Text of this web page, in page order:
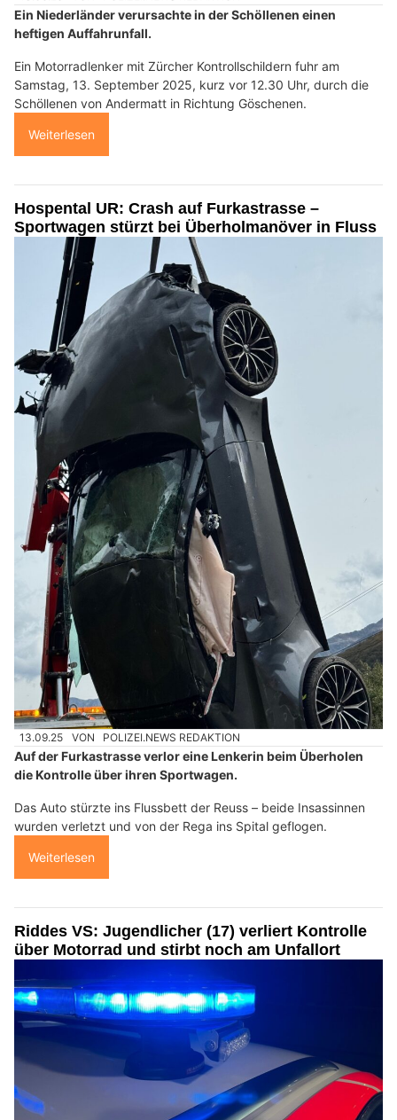
Ein Niederländer verursachte in der Schöllenen einen
heftigen Auffahrunfall.
Ein Motorradlenker mit Zürcher Kontrollschildern fuhr am
Samstag, 13. September 2025, kurz vor 12.30 Uhr, durch die
Schöllenen von Andermatt in Richtung Göschenen.
Weiterlesen
Hospental UR: Crash auf Furkastrasse –
Sportwagen stürzt bei Überholmanöver in Fluss
13.09.25 VON POLIZEI.NEWS REDAKTION
Auf der Furkastrasse verlor eine Lenkerin beim Überholen
die Kontrolle über ihren Sportwagen.
Das Auto stürzte ins Flussbett der Reuss – beide Insassinnen
wurden verletzt und von der Rega ins Spital geflogen.
Weiterlesen
Riddes VS: Jugendlicher (17) verliert Kontrolle
über Motorrad und stirbt noch am Unfallort